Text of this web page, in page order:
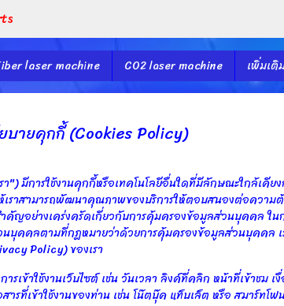
laser machine CO2 laser machine เพิ่มเติ
บายคุกกี้ (Cookies Policy)
") มีการใช้งานคุกกี้หรือเทคโนโลยีอื่นใดที่มีลักษณะใกล้เคี
เราสามารถพัฒนาคุณภาพของบริการให้ตอบสนองต่อความ
สำคัญอย่างเคร่งครัดเกี่ยวกับการคุ้มครองข้อมูลส่วนบุคคล
บุคคลตามที่กฎหมายว่าด้วยการคุ้มครองข้อมูลส่วนบุคคล เ
Policy) ของเรา
ข้าใช้งานเว็บไซต์ เช่น วันเวลา ลิงค์ที่คลิก หน้าที่เข้าชม เ
ที่เข้าใช้งานของท่าน เช่น โน๊ตบุ๊ค แท็บเล็ต หรือ สมาร์ทโฟ